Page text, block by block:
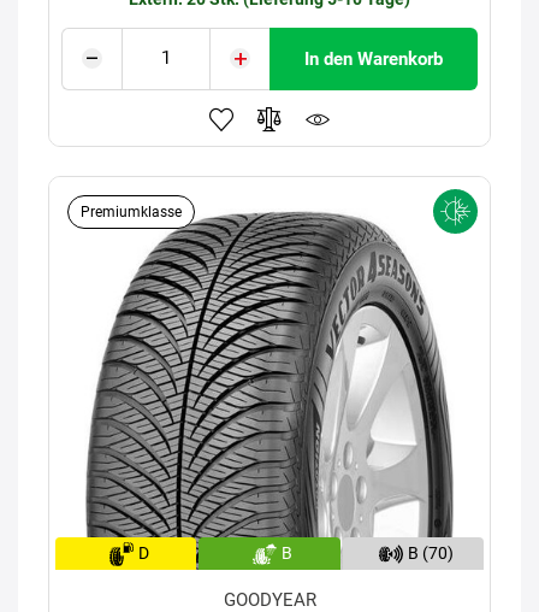
In den Warenkorb
Premiumklasse
D B B (70)
GOODYEAR